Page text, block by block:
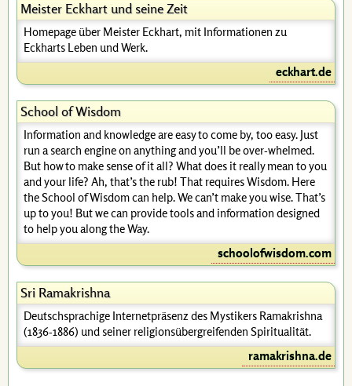
Meister Eckhart und seine Zeit
Homepage über Meister Eckhart, mit Informationen zu
Eckharts Leben und Werk.
eckhart.de
School of Wisdom
Information and knowledge are easy to come by, too easy. Just
run a search engine on anything and you’ll be over-whelmed.
But how to make sense of it all? What does it really mean to you
and your life? Ah, that’s the rub! That requires Wisdom. Here
the School of Wisdom can help. We can’t make you wise. That’s
up to you! But we can provide tools and information designed
to help you along the Way.
schoolofwisdom.com
Sri Ramakrishna
Deutschsprachige Internetpräsenz des Mystikers Ramakrishna
(1836-1886) und seiner religionsübergreifenden Spiritualität.
ramakrishna.de